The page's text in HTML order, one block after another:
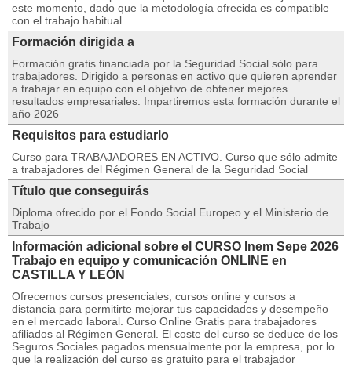
este momento, dado que la metodología ofrecida es compatible
con el trabajo habitual
Formación dirigida a
Formación gratis financiada por la Seguridad Social sólo para
trabajadores. Dirigido a personas en activo que quieren aprender
a trabajar en equipo con el objetivo de obtener mejores
resultados empresariales. Impartiremos esta formación durante el
año 2026
Requisitos para estudiarlo
Curso para TRABAJADORES EN ACTIVO. Curso que sólo admite
a trabajadores del Régimen General de la Seguridad Social
Título que conseguirás
Diploma ofrecido por el Fondo Social Europeo y el Ministerio de
Trabajo
Información adicional sobre el CURSO Inem Sepe 2026
Trabajo en equipo y comunicación ONLINE en
CASTILLA Y LEÓN
Ofrecemos cursos presenciales, cursos online y cursos a
distancia para permitirte mejorar tus capacidades y desempeño
en el mercado laboral. Curso Online Gratis para trabajadores
afiliados al Régimen General. El coste del curso se deduce de los
Seguros Sociales pagados mensualmente por la empresa, por lo
que la realización del curso es gratuito para el trabajador